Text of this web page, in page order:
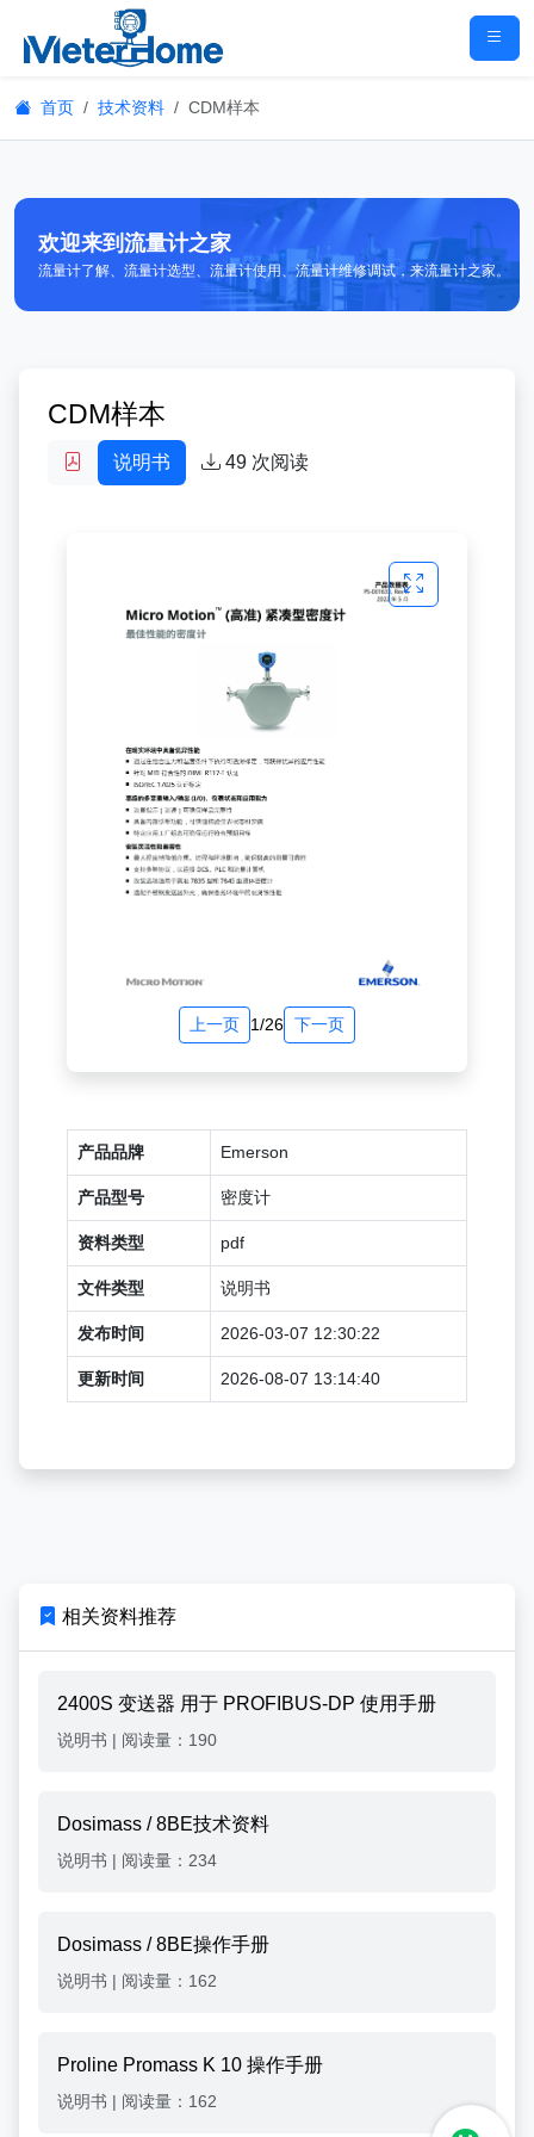
首页 技术资料 CDM样本
欢迎来到流量计之家
流量计了解、流量计选型、流量计使用、流量计维修调试，来流量计之家。
CDM样本
说明书 49 次阅读
上一页 1/26 下一页
产品品牌 Emerson
产品型号 密度计
资料类型 pdf
文件类型 说明书
发布时间 2026-03-07 12:30:22
更新时间 2026-08-07 13:14:40
相关资料推荐
2400S 变送器 用于 PROFIBUS-DP 使用手册
说明书 | 阅读量：190
Dosimass / 8BE技术资料
说明书 | 阅读量：234
Dosimass / 8BE操作手册
说明书 | 阅读量：162
Proline Promass K 10 操作手册
说明书 | 阅读量：162